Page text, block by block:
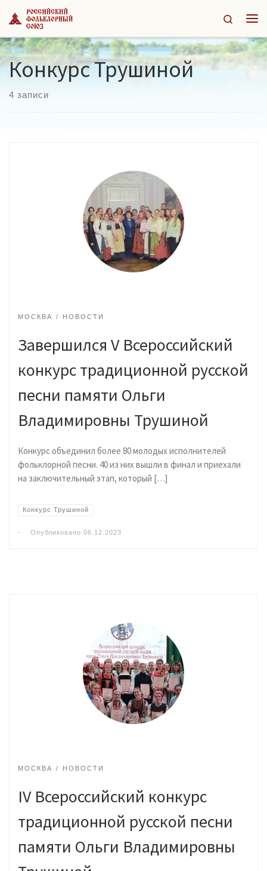
Перейти к содержимому
Search
Конкурс Трушиной
4 записи
МОСКВА НОВОСТИ
Завершился V Всероссийский
конкурс традиционной русской
песни памяти Ольги
Владимировны Трушиной
Конкурс объединил более 80 молодых исполнителей
фольклорной песни. 40 из них вышли в финал и приехали
на заключительный этап, который […]
Конкурс Трушиной
- Опубликовано 06.12.2023
МОСКВА НОВОСТИ
IV Всероссийский конкурс
традиционной русской песни
памяти Ольги Владимировны